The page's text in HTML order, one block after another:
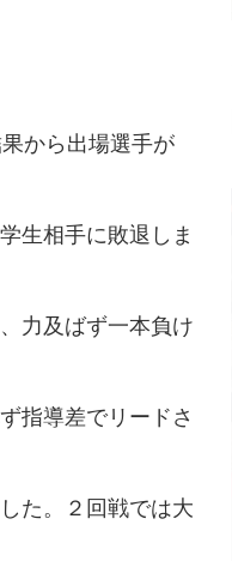
から出場選手が
生相手に敗退しま
力及ばず一本負け
指導差でリードさ
た。２回戦では大